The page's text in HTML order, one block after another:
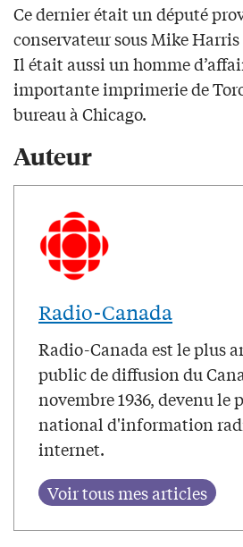
Ce dernier était un député
conservateur sous Mike Harris
Il était aussi un homme
importante imprimerie de
bureau à Chicago.
Auteur
Radio-Canada
Radio-Canada est le plus
public de diffusion du
novembre 1936, devenu le
national d'information
internet.